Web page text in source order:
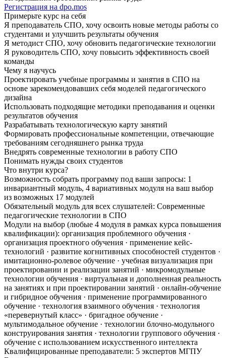
Регистрация на dpo.mos
Примерьте курс на себя
Я преподаватель СПО, хочу освоить новые методы работы со
студентами и улучшить результаты обучения
Я методист СПО, хочу обновить педагогические технологии
Я руководитель СПО, хочу повысить эффективность своей
команды
Чему я научусь
Проектировать учебные программы и занятия в СПО на
основе зарекомендовавших себя моделей педагогического
дизайна
Использовать подходящие методики преподавания и оценки
результатов обучения
Разрабатывать технологическую карту занятий
Формировать профессиональные компетенции, отвечающие
требованиям сегодняшнего рынка труда
Внедрять современные технологии в работу СПО
Понимать нужды своих студентов
Что внутри курса?
Возможность собрать программу под ваши запросы: 1
инвариантный модуль, 4 вариативных модуля на ваш выбор
из возможных 17 модулей
Обязательный модуль для всех слушателей: Современные
педагогические технологии в СПО
Модули на выбор (любые 4 модуля в рамках курса повышения
квалификации): организация проблемного обучения ·
организация проектного обучения · применение кейс-
технологий · развитие когнитивных способностей студентов ·
имитационно-ролевое обучение · учебная визуализация при
проектировании и реализации занятий · микромодульные
технологии обучения · виртуальная и дополненная реальность
на занятиях и при проектировании занятий · онлайн-обучение
и гибридное обучения · применение программированного
обучение · технология взаимного обучения · технология
«перевернутый класс» · бригадное обучение ·
мультимодальное обучение · технологии блочно-модульного
конструирования занятия · технологии группового обучения ·
обучение с использованием искусственного интеллекта
Квалифицированные преподаватели: 5 экспертов МГПУ